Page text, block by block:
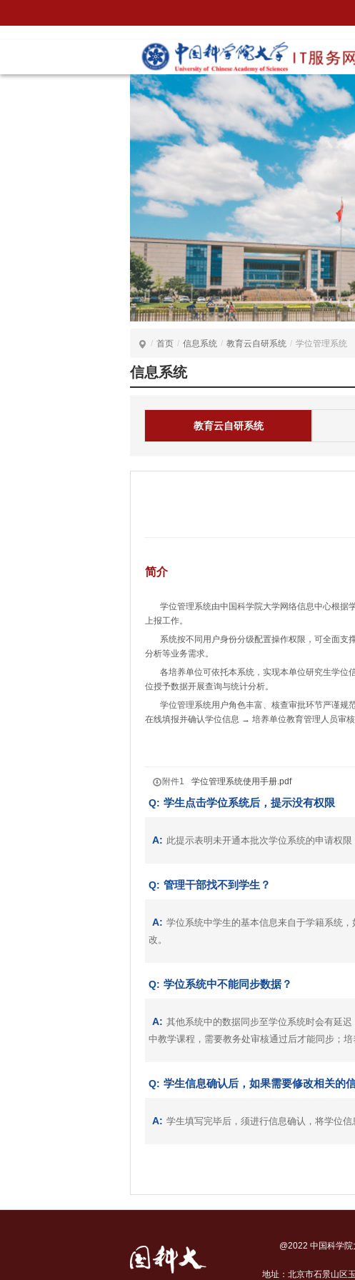
/ 首页 / 信息系统 / 教育云自研系统 / 学位管理系统
信息系统
教育云自研系统
简介
学位管理系统由中国科学院大学网络信息中心根据
上报工作。
系统按不同用户身份分级配置操作权限，可全面支
分析等业务需求。
各培养单位可依托本系统，实现本单位研究生学位
位授予数据开展查询与统计分析。
学位管理系统用户角色丰富、核查审批环节严谨规
在线填报并确认学位信息 → 培养单位教育管理人员审
附件1 学位管理系统使用手册.pdf
Q: 学生点击学位系统后，提示没有权限
A: 此提示表明未开通本批次学位系统的申请权
Q: 管理干部找不到学生？
A: 学位系统中学生的基本信息来自于学籍系统
改。
Q: 学位系统中不能同步数据？
A: 其他系统中的数据同步至学位系统时会有延
中教学课程，需要教务处审核通过后才能同步；
Q: 学生信息确认后，如果需要修改相关的
A: 学生填写完毕后，须进行信息确认，将学位
@2022 中国科学
地址：北京市石景山区